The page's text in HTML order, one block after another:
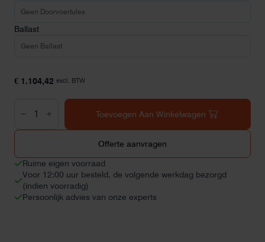
Ballast
€ 1.104,42 excl. BTW
Connect
West
panelen
aantal
Toevoegen Aan Winkelwagen
Offerte aanvragen
Ruime eigen voorraad
Voor 12:00 uur besteld, de volgende werkdag bezorgd
(indien voorradig)
Persoonlijk advies van onze experts